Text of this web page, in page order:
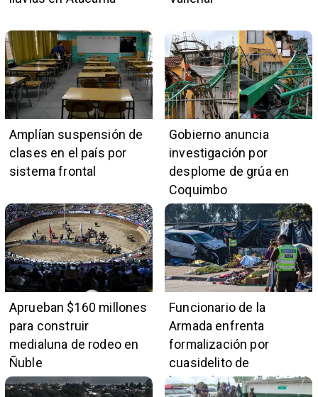
Amplían suspensión de
clases en el país por
sistema frontal
Gobierno anuncia
investigación por
desplome de grúa en
Coquimbo
Aprueban $160 millones
para construir
medialuna de rodeo en
Ñuble
Funcionario de la
Armada enfrenta
formalización por
cuasidelito de
homicidio en Viña del